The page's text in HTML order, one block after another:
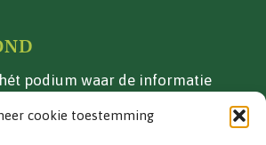
cookie toestemming
podium waar de informatie